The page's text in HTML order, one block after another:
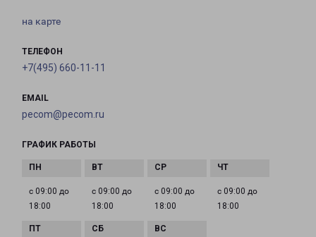
на карте
ТЕЛЕФОН
+7(495) 660-11-11
EMAIL
pecom@pecom.ru
ГРАФИК РАБОТЫ
с 09:00 до
18:00
с 09:00 до
18:00
с 09:00 до
18:00
с 09:00 до
18:00